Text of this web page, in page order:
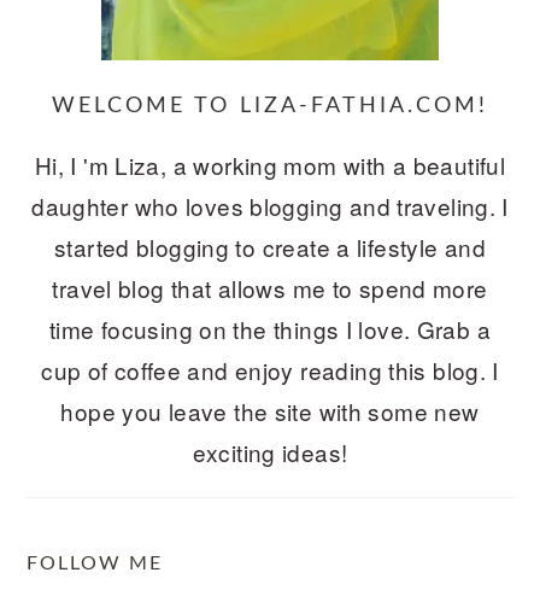
WELCOME TO LIZA-FATHIA.COM!
Hi, I 'm Liza, a working mom with a beautiful
daughter who loves blogging and traveling. I
started blogging to create a lifestyle and
travel blog that allows me to spend more
time focusing on the things I love. Grab a
cup of coffee and enjoy reading this blog. I
hope you leave the site with some new
exciting ideas!
FOLLOW ME